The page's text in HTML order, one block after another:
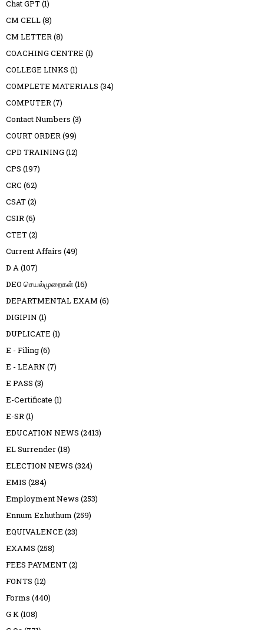
Chat GPT(1)
CM CELL(8)
CM LETTER(8)
COACHING CENTRE (1)
COLLEGE LINKS (1)
COMPLETE MATERIALS (34)
COMPUTER(7)
Contact Numbers (3)
COURT ORDER(99)
CPD TRAINING (12)
CPS (197)
CRC (62)
CSAT(2)
CSIR(6)
CTET(2)
Current Affairs (49)
D A(107)
DEO செயல்முறைகள்(16)
DEPARTMENTAL EXAM (6)
DIGIPIN (1)
DUPLICATE (1)
E - Filing(6)
E - LEARN (7)
E PASS (3)
E-Certificate (1)
E-SR(1)
EDUCATION NEWS (2413)
EL Surrender(18)
ELECTION NEWS (324)
EMIS (284)
Employment News (253)
Ennum Ezhuthum (259)
EQUIVALENCE (23)
EXAMS (258)
FEES PAYMENT(2)
FONTS (12)
Forms (440)
G K(108)